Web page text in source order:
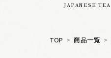
JAPANESE TEA
TOP 商品一覧